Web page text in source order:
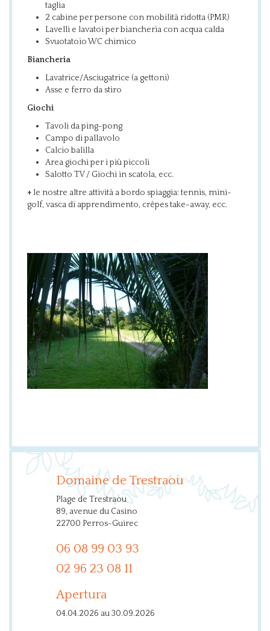
taglia
2 cabine per persone con mobilità ridotta (PMR)
Lavelli e lavatoi per biancheria con acqua calda
Svuotatoio WC chimico
Biancheria
Lavatrice/Asciugatrice (a gettoni)
Asse e ferro da stiro
Giochi
Tavoli da ping-pong
Campo di pallavolo
Calcio balilla
Area giochi per i più piccoli
Salotto TV / Giochi in scatola, ecc.
+ le nostre altre attività a bordo spiaggia: tennis, mini-
golf, vasca di apprendimento, crêpes take-away, ecc.
Domaine de Trestraou
Plage de Trestraou
89, avenue du Casino
22700 Perros-Guirec
06 08 99 03 93
02 96 23 08 11
Apertura
04.04.2026 au 30.09.2026